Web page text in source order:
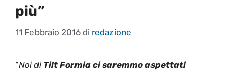
più”
11 Febbraio 2016 di redazione
“Noi di Tilt Formia ci saremmo aspettati